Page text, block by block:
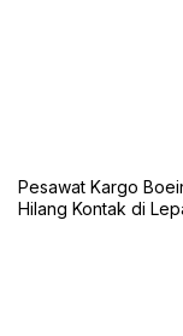
Pesawat Kargo
Hilang Kontak di